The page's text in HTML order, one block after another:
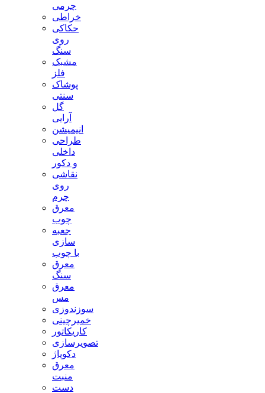
چرمی
خراطی
حکاکی
روی
سنگ
مشبک
فلز
پوشاک
سنتی
گل
آرایی
انیمیشن
طراحی
داخلی
و دکور
نقاشی
روی
چرم
معرق
چوب
جعبه
سازی
با چوب
معرق
سنگ
معرق
مس
سوزندوزی
خمیرچینی
کاریکاتور
تصویرسازی
دکوپاژ
معرق
منبت
دست